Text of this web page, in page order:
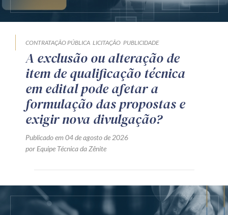
CONTRATAÇÃO PÚBLICA LICITAÇÃO PUBLICIDADE
A exclusão ou alteração de
item de qualificação técnica
em edital pode afetar a
formulação das propostas e
exigir nova divulgação?
Publicado em 04 de agosto de 2026
por Equipe Técnica da Zênite